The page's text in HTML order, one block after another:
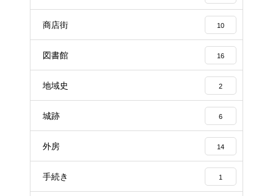
商店街 10
図書館 16
地域史 2
城跡 6
外房 14
手続き 1